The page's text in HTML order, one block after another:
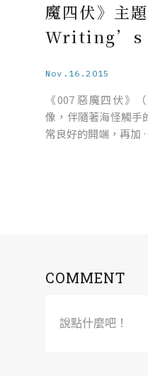
魔四伏》主
Writing’s
Nov.16.2015
《007 惡魔四伏》
像，伴隨著海怪觸手
常良好的開端，再
COMMENT
說點什麼吧！